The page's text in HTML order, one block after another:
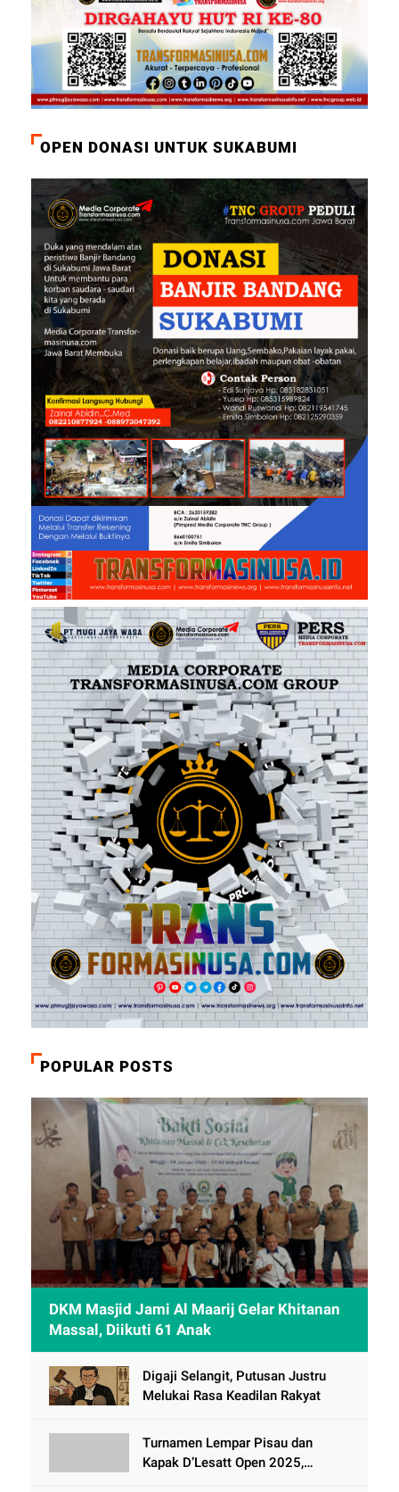
OPEN DONASI UNTUK SUKABUMI
POPULAR POSTS
DKM Masjid Jami Al Maarij Gelar Khitanan
Massal, Diikuti 61 Anak
Digaji Selangit, Putusan Justru
Melukai Rasa Keadilan Rakyat
Turnamen Lempar Pisau dan
Kapak D’Lesatt Open 2025,